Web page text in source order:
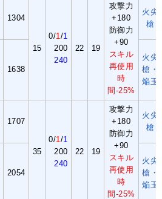
1304
15
0/1 /1
200
240
22 19
攻撃力
+180
防御力
+90
スキル
再使用
時
間-25%
火尖
槍
1638
火尖
槍・
焔玉
1707
35
0/1 /1
200
240
22 19
攻撃力
+180
防御力
+90
スキル
再使用
時
間-25%
火尖
槍
2054
火尖
槍・
焔玉